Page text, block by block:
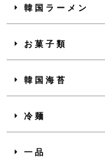
韓国ラーメン
お菓子類
韓国海苔
冷麺
一品